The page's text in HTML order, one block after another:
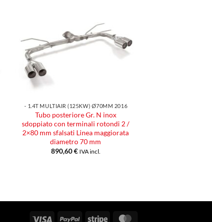
Aggiungi
alla lista
dei
- 1.4T MULTIAIR (125KW) Ø70MM 2016
Tubo posteriore Gr. N inox
sdoppiato con terminali rotondi 2 /
2×80 mm sfalsati Linea maggiorata
diametro 70 mm
890,60€ IVA incl.
Visa PayPal Stripe